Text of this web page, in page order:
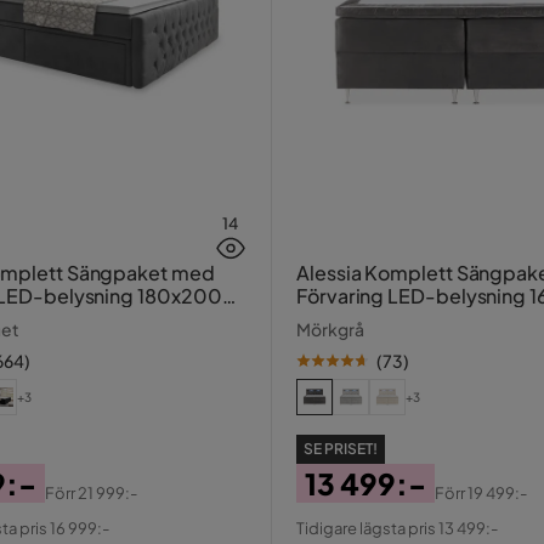
14
Sängpaket med
belysning 180x200
)
+3
Förr21 999:-
pris 16 999:-
Alessia Komplett
Förvaring LED-belysning
cm
Mörkgrå
(73)
+3
SE PRISET!
Pris
13 499:-
Original
Förr19 499:-
Tidigare lägsta pris 13 499:-